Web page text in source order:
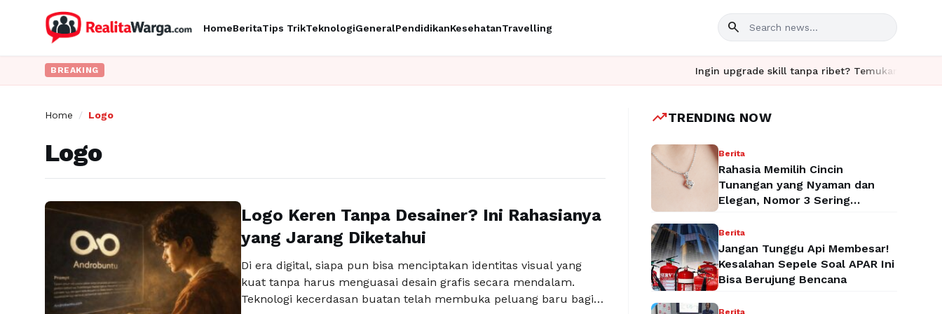
HomeBeritaTips TrikTeknologiGeneralPendidikanKesehatanTravelling search
BREAKING Ingin upgrade skill tanpa ribet? Temukan kelas seru
Home / Logo
Logo
Logo Keren Tanpa Desainer? Ini Rahasianya
yang Jarang Diketahui
Di era digital, siapa pun bisa menciptakan identitas visual yang
kuat tanpa harus menguasai desain grafis secara mendalam.
Teknologi kecerdasan buatan telah membuka peluang baru bagi
trending_upTRENDING NOW
Berita
Rahasia Memilih Cincin
Tunangan yang Nyaman dan
Elegan, Nomor 3 Sering
Berita
Jangan Tunggu Api Membesar!
Kesalahan Sepele Soal APAR Ini
Bisa Berujung Bencana
Berita